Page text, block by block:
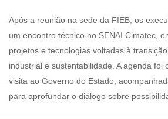
Após a reunião na sede da FIEB, os
um encontro técnico no SENAI Cimatec,
projetos e tecnologias voltadas à
industrial e sustentabilidade. A agenda foi
visita ao Governo do Estado,
para aprofundar o diálogo sobre